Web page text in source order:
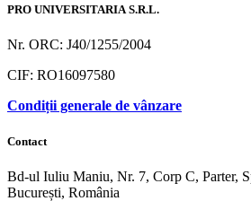
PRO UNIVERSITARIA S.R.L.
Nr. ORC: J40/1255/2004
CIF: RO16097580
Condiții generale de vânzare
Contact
Bd-ul Iuliu Maniu, Nr. 7, Corp C, Parter,
București, România